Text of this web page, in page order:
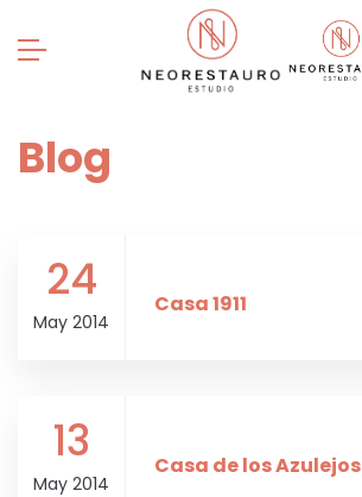
Blog
24
May 2014
Casa 1911
13
May 2014
Casa de los Azulejos